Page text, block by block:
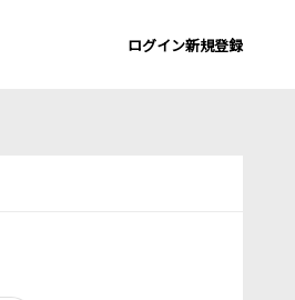
ログイン新規登録